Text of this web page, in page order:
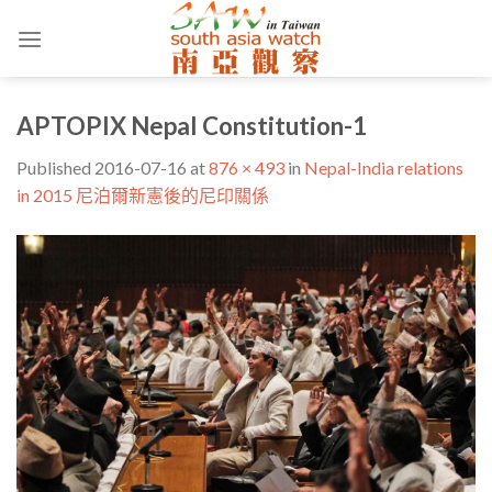
APTOPIX Nepal Constitution-1
Published 2016-07-16 at876 × 493 in Nepal-India relations
in 2015 尼泊爾新憲後的尼印關係